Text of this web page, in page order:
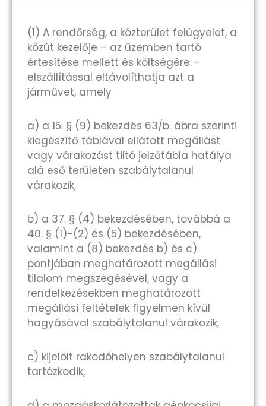
(1) A rendőrség, a közterület felügyelet, a
közút kezelője – az üzemben tartó
értesítése mellett és költségére –
elszállítással eltávolíthatja azt a
járművet, amely
a) a 15. § (9) bekezdés 63/b. ábra szerinti
kiegészítő táblával ellátott megállást
vagy várakozást tiltó jelzőtábla hatálya
alá eső területen szabálytalanul
várakozik,
b) a 37. § (4) bekezdésében, továbbá a
40. § (1)-(2) és (5) bekezdésében,
valamint a (8) bekezdés b) és c)
pontjában meghatározott megállási
tilalom megszegésével, vagy a
rendelkezésekben meghatározott
megállási feltételek figyelmen kívül
hagyásával szabálytalanul várakozik,
c) kijelölt rakodóhelyen szabálytalanul
tartózkodik,